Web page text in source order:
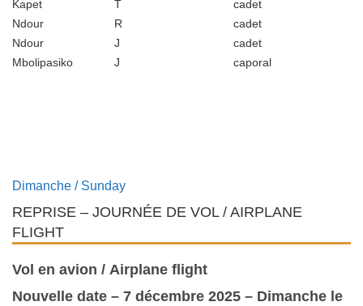
Kapet T
cadet
Ndour
R
cadet
Ndour
J
cadet
Mbolipasiko
J caporal
Dimanche / Sunday
REPRISE – JOURNÉE DE VOL / AIRPLANE
FLIGHT
Vol en avion / Airplane flight
Nouvelle date – 7 décembre 2025 – Dimanche le